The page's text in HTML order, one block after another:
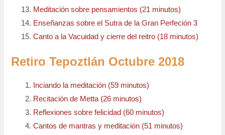
Meditación sobre pensamientos (21 minutos)
Enseñanzas sobre el Sutra de la Gran Perfeción 3
Canto a la Vacuidad y cierre del reitro (18 minutos)
Retiro Tepoztlán Octubre 2018
Inciando la meditación (59 minutos)
Recitación de Metta (26 minutos)
Reflexiones sobre felicidad (60 minutos)
Cantos de mantras y meditación (51 minutos)